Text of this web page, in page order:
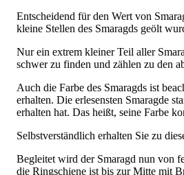
Entscheidend für den Wert von
kleine Stellen des Smaragds geölt
Nur ein extrem kleiner Teil aller
schwer zu finden und zählen zu den
Auch die Farbe des Smaragds ist
erhalten. Die erlesensten Smaragde
erhalten hat. Das heißt, seine Farbe
Selbstverständlich erhalten Sie zu
Begleitet wird der Smaragd nun von
die Ringschiene ist bis zur Mitte mit